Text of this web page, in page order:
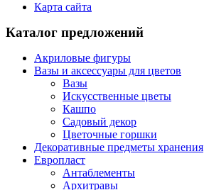
Карта сайта
Каталог предложений
Акриловые фигуры
Вазы и аксессуары для цветов
Вазы
Искусственные цветы
Кашпо
Садовый декор
Цветочные горшки
Декоративные предметы хранения
Европласт
Антаблементы
Архитравы